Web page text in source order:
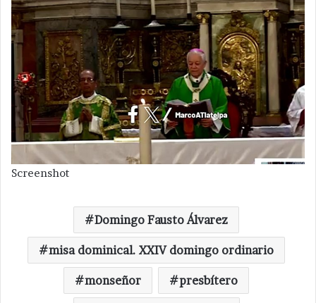
Screenshot
Domingo Fausto Álvarez
misa dominical. XXIV domingo ordinario
monseñor presbítero